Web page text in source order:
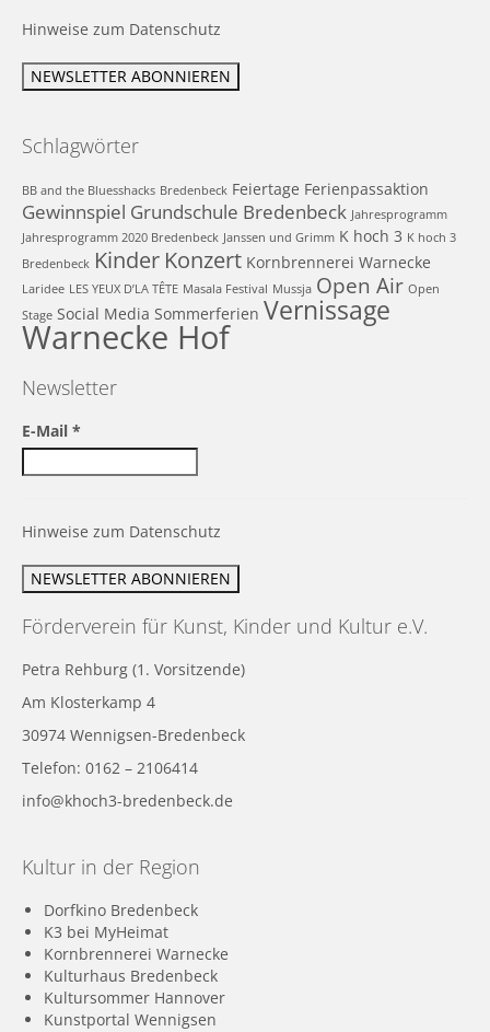
Hinweise zum Datenschutz
Schlagwörter
BB and the Bluesshacks Bredenbeck Feiertage Ferienpassaktion
Gewinnspiel Grundschule Bredenbeck Jahresprogramm
Jahresprogramm 2020 Bredenbeck Janssen und Grimm K hoch 3 K hoch 3
Bredenbeck Kinder Konzert Kornbrennerei Warnecke
Laridee LES YEUX D’LA TÊTE Masala Festival Mussja Open Air Open
Stage Social Media Sommerferien Vernissage
Warnecke Hof
Newsletter
E-Mail *
Hinweise zum Datenschutz
Förderverein für Kunst, Kinder und Kultur e.V.
Petra Rehburg (1. Vorsitzende)
Am Klosterkamp 4
30974 Wennigsen-Bredenbeck
Telefon: 0162 – 2106414
info@khoch3-bredenbeck.de
Kultur in der Region
Dorfkino Bredenbeck
K3 bei MyHeimat
Kornbrennerei Warnecke
Kulturhaus Bredenbeck
Kultursommer Hannover
Kunstportal Wennigsen